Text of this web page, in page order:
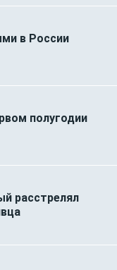
в России
полугодии
расстрелял